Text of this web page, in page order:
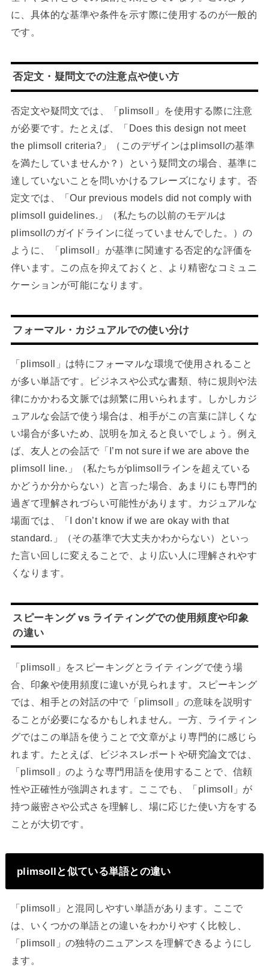
に、具体的な基準や条件を示す際に使用するのが一般的
です。
否定文・疑問文での注意点や使い方
否定文や疑問文では、「plimsoll」を使用する際に注意
が必要です。たとえば、「Does this design not meet
the plimsoll criteria?」（このデザインはplimsollの基準
を満たしていませんか？）という疑問文の場合、基準に
達していないことを問いかけるフレーズになります。否
定文では、「Our previous models did not comply with
plimsoll guidelines.」（私たちの以前のモデルは
plimsollのガイドラインに従っていませんでした。）の
ように、「plimsoll」が基準に関連する否定的な評価を
伴います。この点を抑えておくと、より精密なコミュニ
ケーションが可能になります。
フォーマル・カジュアルでの使い分け
「plimsoll」は特にフォーマルな環境で使用されること
が多い単語です。ビジネスや公式な書類、特に規則や法
律にかかわる文脈では頻繁に用いられます。しかしカジ
ュアルな会話で使う場合は、相手がこの言葉に詳しくな
い場合が多いため、説明を加えると良いでしょう。例え
ば、友人との会話で「I’m not sure if we are above the
plimsoll line.」（私たちがplimsollラインを超えている
かどうか分からない）と言った場合、あまりにも専門的
過ぎて理解されづらい可能性があります。カジュアルな
場面では、「I don’t know if we are okay with that
standard.」（その基準で大丈夫かわからない）といっ
た言い回しに変えることで、より広い人に理解されやす
くなります。
スピーキング vs ライティングでの使用頻度や印象
の違い
「plimsoll」をスピーキングとライティングで使う場
合、印象や使用頻度に違いが見られます。スピーキング
では、相手との対話の中で「plimsoll」の意味を説明す
ることが必要になるかもしれません。一方、ライティン
グではこの単語を使うことで文章がより専門的に感じら
れます。たとえば、ビジネスレポートや研究論文では、
「plimsoll」のような専門用語を使用することで、信頼
性や正確性が強調されます。ここでも、「plimsoll」が
持つ厳密さや公式さを理解し、場に応じた使い方をする
ことが大切です。
plimsollと似ている単語との違い
「plimsoll」と混同しやすい単語があります。ここで
は、いくつかの単語との違いをわかりやすく比較し、
「plimsoll」の独特のニュアンスを理解できるようにし
ます。